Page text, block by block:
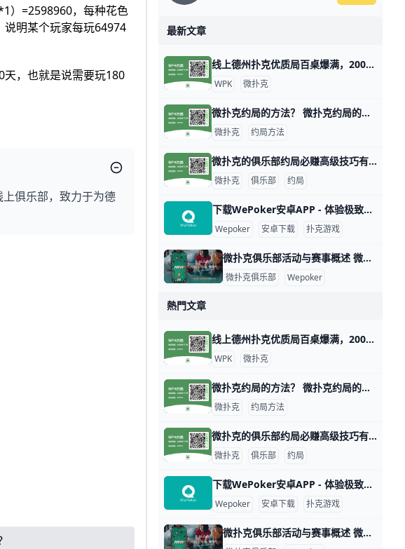
）=2598960，每种花色
说明某个玩家每玩64974
，也就是说需要玩180
俱乐部，致力于为德
最新文章
线上德州扑克优质局百桌爆满，2000人规模大俱乐部！ 1. 什么是《微扑克》wepoker俱乐部？ 《微扑克》wepoker俱乐部是一个规模达2000人的线上德州扑克俱乐部，提供优质的游戏体验。 2. WP
WPK 微扑克
微扑克约局的方法？ 微扑克约局的方法主要涉及策略、数据分析和心理战等多个方面。以下是一些关键的技巧和策略，帮助玩家在微扑克中取得更好的成绩。 微扑克的基本原理 微扑
微扑克 约局方法
微扑克的俱乐部约局必赚高级技巧有哪些 微扑克的俱乐部约局必赚高级技巧有哪些，玩微扑克俱乐部人一定要知道的高级技巧主要集中在策略、心理战和对手分析等方面。以下是一些有效的高级技巧，
微扑克 俱乐部 约局
下载WePoker安卓APP - 体验极致扑克乐趣 在当今的手机游戏市场中，WePoker以其丰富的扑克游戏玩法和优质的用户体验而备受欢迎。本文将为您详细介绍如何安全、便捷地下载WePoker
Wepoker 安卓下载 扑克游戏
微扑克俱乐部活动与赛事概述 微扑克俱乐部活动与赛事概述 微扑克俱乐部（Wepoker）是一个专注于扑克游戏的在线平台，致力于为会员提供丰富多样的活动和赛事。这些活动不仅包
微扑克俱乐部 Wepoker
熱門文章
线上德州扑克优质局百桌爆满，2000人规模大俱乐部！ 1. 什么是《微扑克》wepoker俱乐部？ 《微扑克》wepoker俱乐部是一个规模达2000人的线上德州扑克俱乐部，提供优质的游戏体验。 2. WP
WPK 微扑克
微扑克约局的方法？ 微扑克约局的方法主要涉及策略、数据分析和心理战等多个方面。以下是一些关键的技巧和策略，帮助玩家在微扑克中取得更好的成绩。 微扑克的基本原理 微扑
微扑克 约局方法
微扑克的俱乐部约局必赚高级技巧有哪些 微扑克的俱乐部约局必赚高级技巧有哪些，玩微扑克俱乐部人一定要知道的高级技巧主要集中在策略、心理战和对手分析等方面。以下是一些有效的高级技巧，
微扑克 俱乐部 约局
下载WePoker安卓APP - 体验极致扑克乐趣 在当今的手机游戏市场中，WePoker以其丰富的扑克游戏玩法和优质的用户体验而备受欢迎。本文将为您详细介绍如何安全、便捷地下载WePoker
Wepoker 安卓下载 扑克游戏
微扑克俱乐部活动与赛事概述 微扑克俱乐部活动与赛事概述 微扑克俱乐部（Wepoker）是一个专注于扑克游戏的在线平台，致力于为会员提供丰富多样的活动和赛事。这些活动不仅包